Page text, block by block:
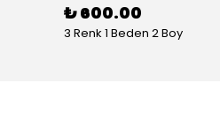
₺ 600.00
3 Renk 1 Beden 2 Boy